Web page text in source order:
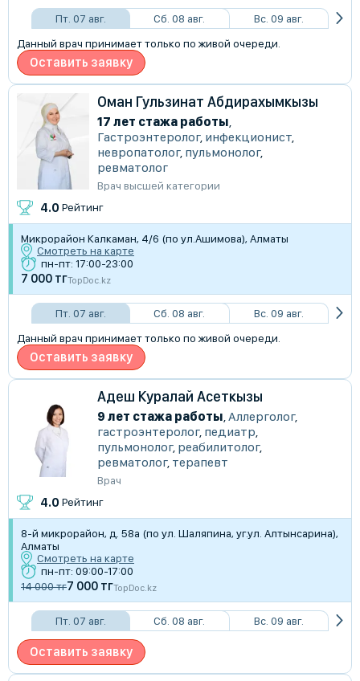
Пт. 07 авг. Сб. 08 авг.
Вс. 09 авг.
Данный врач принимает только по живой очереди.
Оставить заявку
Оман Гульзинат Абдирахымкызы
17 лет стажа работы,
Гастроэнтеролог, инфекционист,
невропатолог, пульмонолог,
ревматолог
Врач высшей категории
4.0 Рейтинг
Микрорайон Калкаман, 4/6 (по ул.Ашимова), Алматы
Смотреть на карте
пн-пт: 17:00-23:00
7 000 тгTopDoc.kz
Пт. 07 авг. Сб. 08 авг.
Вс. 09 авг.
Данный врач принимает только по живой очереди.
Оставить заявку
Адеш Куралай Асеткызы
9 лет стажа работы,Аллерголог,
гастроэнтеролог, педиатр,
пульмонолог, реабилитолог,
ревматолог, терапевт
Врач
4.0 Рейтинг
8-й микрорайон, д. 58а (по ул. Шаляпина, уг.ул. Алтынсарина),
Алматы
Смотреть на карте
пн-пт: 09:00-17:00
14 000 тг7 000 тгTopDoc.kz
Пт. 07 авг. Сб. 08 авг. Вс. 09 авг.
Оставить заявку